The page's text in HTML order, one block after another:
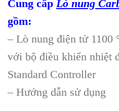
Cung cấp Lò nung
gồm:
– Lò nung điện tử 1100
với bộ điều khiển nhiệt
Standard Controller
– Hướng dẫn sử dụng